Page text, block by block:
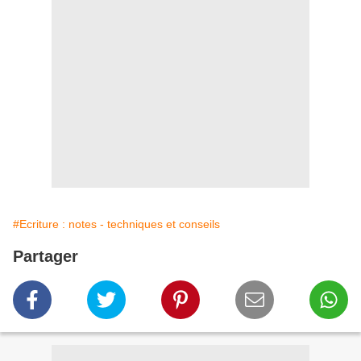
#Ecriture : notes - techniques et conseils
Partager